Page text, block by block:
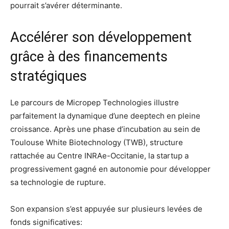
pourrait s’avérer déterminante.
Accélérer son développement
grâce à des financements
stratégiques
Le parcours de Micropep Technologies illustre
parfaitement la dynamique d’une deeptech en pleine
croissance. Après une phase d’incubation au sein de
Toulouse White Biotechnology (TWB), structure
rattachée au Centre INRAe-Occitanie, la startup a
progressivement gagné en autonomie pour développer
sa technologie de rupture.
Son expansion s’est appuyée sur plusieurs levées de
fonds significatives: